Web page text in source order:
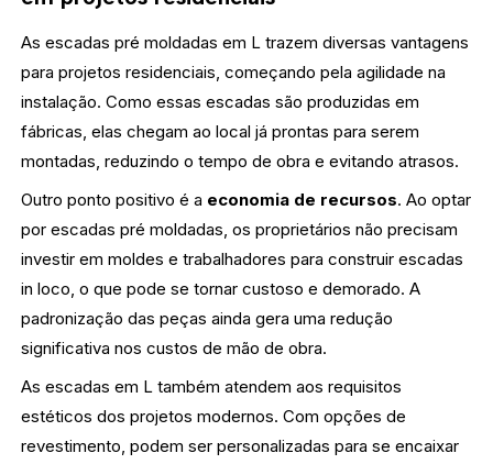
As escadas pré moldadas em L trazem diversas vantagens
para projetos residenciais, começando pela agilidade na
instalação. Como essas escadas são produzidas em
fábricas, elas chegam ao local já prontas para serem
montadas, reduzindo o tempo de obra e evitando atrasos.
Outro ponto positivo é a economia de recursos. Ao optar
por escadas pré moldadas, os proprietários não precisam
investir em moldes e trabalhadores para construir escadas
in loco, o que pode se tornar custoso e demorado. A
padronização das peças ainda gera uma redução
significativa nos custos de mão de obra.
As escadas em L também atendem aos requisitos
estéticos dos projetos modernos. Com opções de
revestimento, podem ser personalizadas para se encaixar